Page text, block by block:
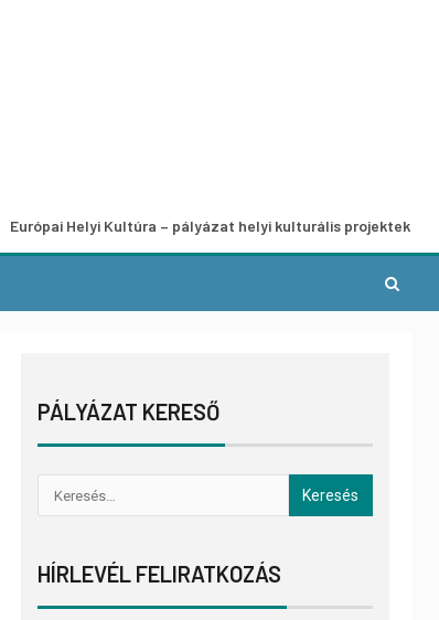
Helyi Kultúra – pályázat helyi kulturális projektek fejlesztésére
PÁLYÁZAT KERESŐ
HÍRLEVÉL FELIRATKOZÁS